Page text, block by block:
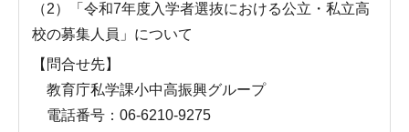
（2）「令和7年度入学者選抜における公立・私立高
校の募集人員」について
【問合せ先】
教育庁私学課小中高振興グループ
電話番号：06-6210-9275